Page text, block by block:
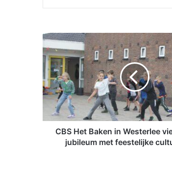
C
B
S
H
e
t
B
k
CBS Het Baken in Westerlee
jubileum met feestelijke